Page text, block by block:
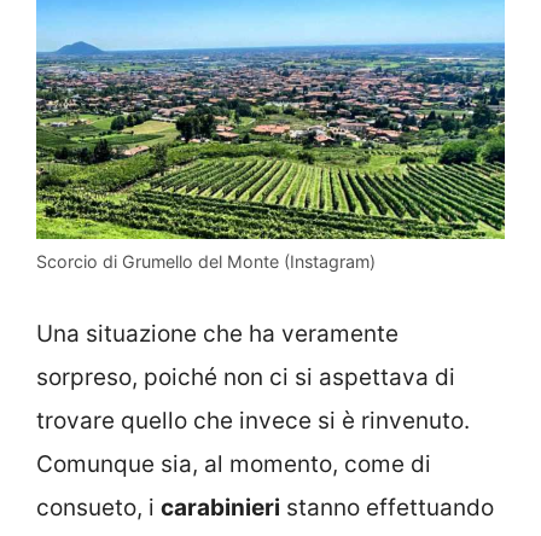
Scorcio di Grumello del Monte (Instagram)
Una situazione che ha veramente
sorpreso, poiché non ci si aspettava di
trovare quello che invece si è rinvenuto.
Comunque sia, al momento, come di
consueto, i carabinieri stanno effettuando